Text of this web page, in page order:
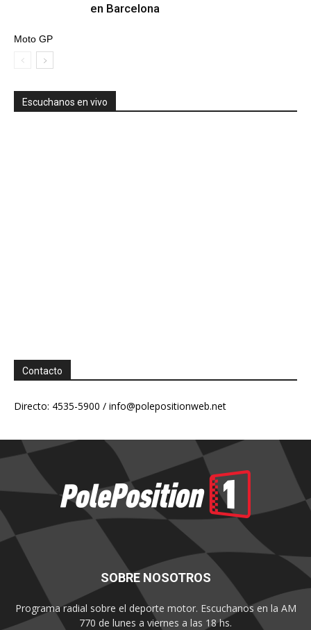
Moto GP
en Barcelona
Escuchanos en vivo
Contacto
Directo: 4535-5900 / info@polepositionweb.net
SOBRE NOSOTROS
Programa radial sobre el deporte motor. Escuchanos en la AM
770 de lunes a viernes a las 18 hs.